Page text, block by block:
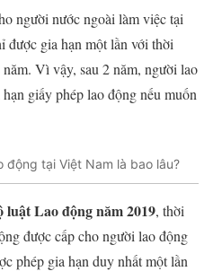
người nước ngoài làm việc tại
được gia hạn một lần với thời
Vì vậy, sau 2 năm, người lao
giấy phép lao động nếu muốn
động tại Việt Nam là bao lâu?
luật Lao động năm 2019, thời
được cấp cho người lao động
phép gia hạn duy nhất một lần